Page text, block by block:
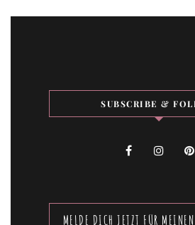
SUBSCRIBE &
MELDE DICH JETZT FÜR